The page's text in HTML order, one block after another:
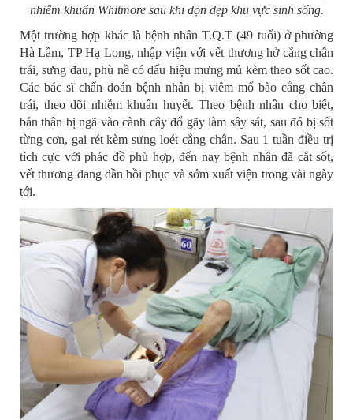
nhiễm khuẩn Whitmore sau khi dọn dẹp khu vực sinh sống.
Một trường hợp khác là bệnh nhân T.Q.T (49 tuổi) ở phường
Hà Lầm, TP Hạ Long, nhập viện với vết thương hở cẳng chân
trái, sưng đau, phù nề có dấu hiệu mưng mủ kèm theo sốt cao.
Các bác sĩ chẩn đoán bệnh nhân bị viêm mổ bào cẳng chân
trái, theo dõi nhiễm khuẩn huyết. Theo bệnh nhân cho biết,
bản thân bị ngã vào cành cây đổ gãy làm sây sát, sau đó bị sốt
từng cơn, gai rét kèm sưng loét cẳng chân. Sau 1 tuần điều trị
tích cực với phác đồ phù hợp, đến nay bệnh nhân đã cắt sốt,
vết thương đang dần hồi phục và sớm xuất viện trong vài ngày
tới.